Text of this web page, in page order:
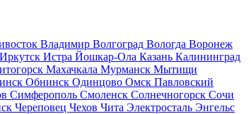
Владимир Волгоград Вологда Воронеж
Иркутск Истра Йошкар-Ола Казань Калининград
Махачкала Мурманск Мытищи
Обнинск Одинцово Омск Павловский
Симферополь Смоленск Солнечногорск Сочи
Череповец Чехов Чита Электросталь Энгельс